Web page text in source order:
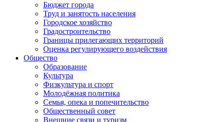
Бюджет города
Труд и занятость населения
Городское хозяйство
Градостроительство
Границы прилегающих территорий
Оценка регулирующего воздействия
Общество
Образование
Культура
Физкультура и спорт
Молодёжная политика
Семья, опека и попечительство
Общественный совет
Внешние связи и туризм